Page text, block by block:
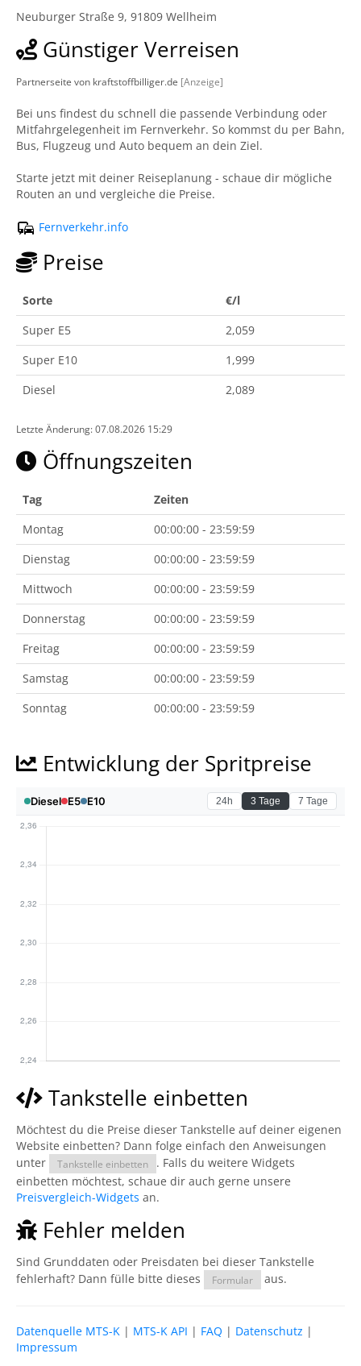
Neuburger Straße 9, 91809 Wellheim
Günstiger Verreisen
Partnerseite von kraftstoffbilliger.de [Anzeige]
Bei uns findest du schnell die passende Verbindung oder
Mitfahrgelegenheit im Fernverkehr. So kommst du per Bahn,
Bus, Flugzeug und Auto bequem an dein Ziel.
Starte jetzt mit deiner Reiseplanung - schaue dir mögliche
Routen an und vergleiche die Preise.
Fernverkehr.info
Preise
Sorte
€/l
Super E5
2,059
Super E10
1,999
Diesel
2,089
Letzte Änderung: 07.08.2026 15:29
Öffnungszeiten
Tag
Zeiten
Montag
00:00:00 - 23:59:59
Dienstag
00:00:00 - 23:59:59
Mittwoch
00:00:00 - 23:59:59
Donnerstag
00:00:00 - 23:59:59
Freitag
00:00:00 - 23:59:59
Samstag
00:00:00 - 23:59:59
Sonntag
00:00:00 - 23:59:59
Entwicklung der Spritpreise
Tankstelle einbetten
Möchtest du die Preise dieser Tankstelle auf deiner eigenen
Website einbetten? Dann folge einfach den Anweisungen
unter
Tankstelle einbetten
. Falls du weitere Widgets
einbetten möchtest, schaue dir auch gerne unsere
Preisvergleich-Widgets an.
Fehler melden
Sind Grunddaten oder Preisdaten bei dieser Tankstelle
fehlerhaft? Dann fülle bitte dieses
Formular aus.
Datenquelle MTS-K | MTS-K API | FAQ | Datenschutz |
Impressum